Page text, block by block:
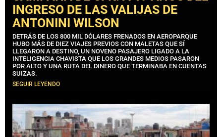
INGRESO DE LAS VALIJAS DE
ANTONINI WILSON
DETRÁS DE LOS 800 MIL DÓLARES FRENADOS EN AEROPARQUE
HUBO MÁS DE DIEZ VIAJES PREVIOS CON MALETAS QUE SÍ
LLEGARON A DESTINO, UN NOVENO PASAJERO LIGADO A LA
INTELIGENCIA CHAVISTA QUE LOS GRANDES MEDIOS PASARON
POR ALTO Y UNA RUTA DEL DINERO QUE TERMINABA EN CUENTAS
SUIZAS.
SEGUIR LEYENDO